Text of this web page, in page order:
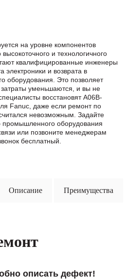
на уровне компонентов
и технологичного
квалифицированные инженеры
и возврата в
оборудования. Это позволяет
уменьшаются, и вы не
восстановят A06B-
Fanuc, даже если ремонт по
невозможным. Задайте
промышленного оборудования
или позвоните менеджерам
бесплатный.
Описание Преимущества
описать дефект!